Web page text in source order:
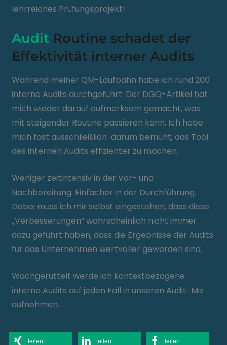
lehrreiches Prüfungsprojekt!
Audit Routine schadet der
Effektivität interner Audits
Während meiner QM-Laufbahn habe ich rund 200
interne Audits durchgeführt. Der DGQ-Artikel hat
mich wieder darauf aufmerksam gemacht, was
mit steigender Routine passieren kann. Ich habe
mich fast ausschließlich darum bemüht, das Tool
des internen Audits effizienter zu machen.
Weniger zeitintensiv in der Vor- und
Nachbereitung. Einfacher in der Durchführung.
Dabei muss ich mir selbst eingestehen, dass diese
„Verbesserungen“ wahrscheinlich nicht immer
dazu geführt haben, dass die Ergebnisse der Audits
für das Unternehmen wertvoller geworden sind.
Wachgerüttelt werde ich kontextbezogene
interne Audits auf jeden Fall in unseren Audit-Mix
aufnehmen.
teilen teilen teilen